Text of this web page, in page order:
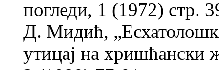
погледи, 1 (1972) стр.
Д. Мидић,
утицај на хришћански